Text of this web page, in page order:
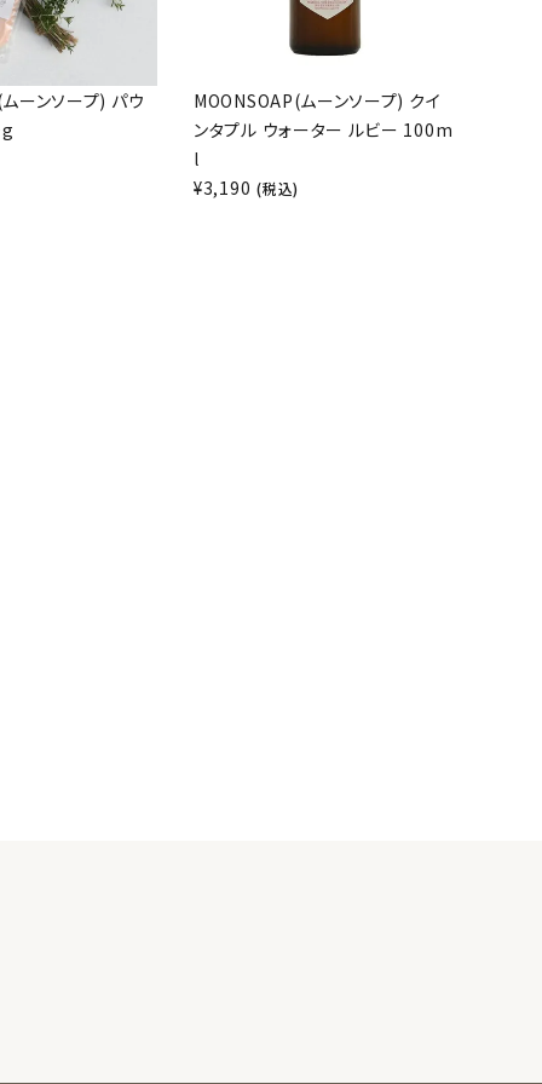
ーンソープ) パウ
MOONSOAP(ムーンソープ) クイ
ンタプル ウォーター ルビー 100m
l
¥3,190 (税込)